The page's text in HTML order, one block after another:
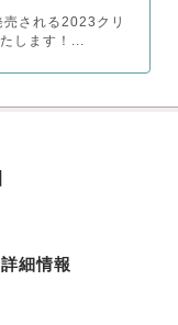
される2023クリ
します！...
細情報